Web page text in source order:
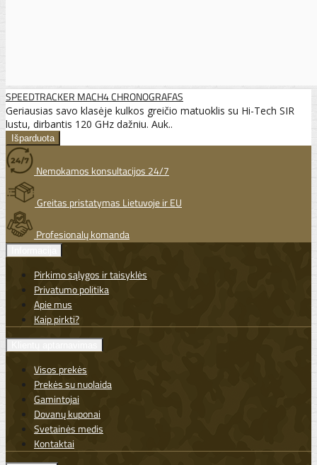
SPEEDTRACKER MACH4 CHRONOGRAFAS
Geriausias savo klasėje kulkos greičio matuoklis su Hi-Tech SIR
lustu, dirbantis 120 GHz dažniu. Auk..
Nemokamos konsultacijos 24/7
Greitas pristatymas Lietuvoje ir EU
Profesionalų komanda
Pirkimo sąlygos ir taisyklės
Privatumo politika
Apie mus
Kaip pirkti?
Visos prekės
Prekės su nuolaida
Gamintojai
Dovanų kuponai
Svetainės medis
Kontaktai